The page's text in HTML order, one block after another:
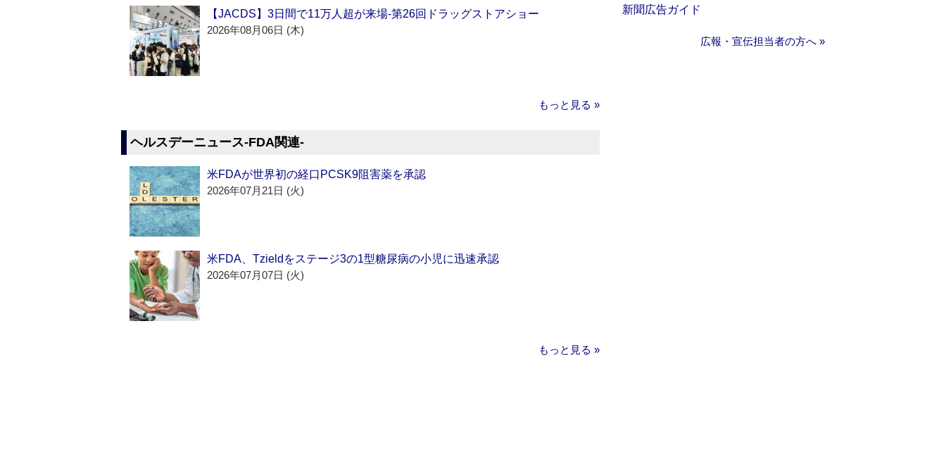
【JACDS】3日間で11万人超が来場‐第26回ドラッグストアショー
2026年08月06日 (木)
もっと見る »
ヘルスデーニュース‐FDA関連‐
米FDAが世界初の経口PCSK9阻害薬を承認
2026年07月21日 (火)
米FDA、Tzieldをステージ3の1型糖尿病の小児に迅速承認
2026年07月07日 (火)
もっと見る »
新聞広告ガイド
広報・宣伝担当者の方へ »